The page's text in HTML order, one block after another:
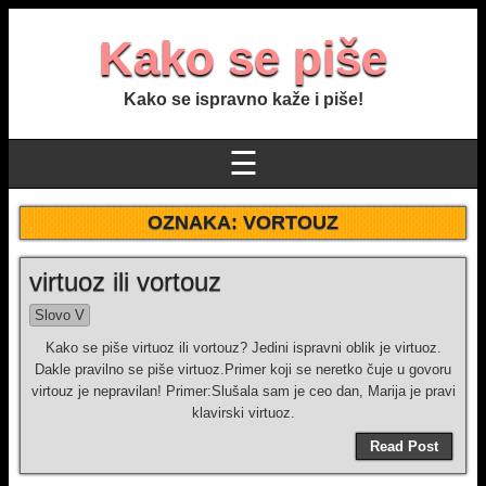
Kako se piše
Kako se ispravno kaže i piše!
☰
OZNAKA:VORTOUZ
virtuoz ili vortouz
Slovo V
Kako se piše virtuoz ili vortouz? Jedini ispravni oblik je virtuoz.
Dakle pravilno se piše virtuoz.Primer koji se neretko čuje u govoru
virtouz je nepravilan! Primer:Slušala sam je ceo dan, Marija je pravi
klavirski virtuoz.
Read Post